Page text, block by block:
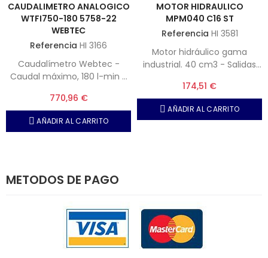
CAUDALIMETRO ANALOGICO
WTFI750-180 5758-22
WEBTEC
Referencia HI 3166
Caudalímetro Webtec -
Caudal máximo, 180 l-min -
Termómetro
770,96 €
AÑADIR AL CARRITO
MOTOR HIDRAULICO
MPM040 C16 ST
Referencia HI 3581
Motor hidráulico gama
industrial. 40 cm3 - Salidas
con chavetero 5 mm. Gama
de trabajo continua.
174,51 €
AÑADIR AL CARRITO
METODOS DE PAGO